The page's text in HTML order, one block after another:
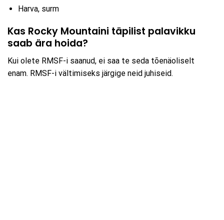
Harva, surm
Kas Rocky Mountaini täpilist palavikku
saab ära hoida?
Kui olete RMSF-i saanud, ei saa te seda tõenäoliselt
enam. RMSF-i vältimiseks järgige neid juhiseid.